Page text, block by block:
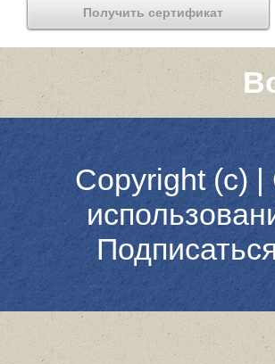
Получить сертификат
Copyright (c) |